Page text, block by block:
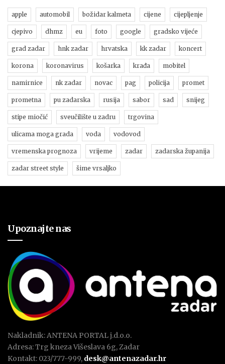
apple automobil božidar kalmeta cijene cijepljenje
cjepivo dhmz eu foto google gradsko vijeće
grad zadar hnk zadar hrvatska kk zadar koncert
korona koronavirus košarka krađa mobitel
namirnice nk zadar novac pag policija promet
prometna pu zadarska rusija sabor sad snijeg
stipe miočić sveučilište u zadru trgovina
ulicama moga grada voda vodovod
vremenska prognoza vrijeme zadar zadarska županija
zadar street style šime vrsaljko
Upoznajte nas
Nakladnik: ANTENA PORTAL j.d.o.o.
Adresa: Trg kneza Višeslava 6g, Zadar
Kontakt: 023/777-999, desk@antenazadar.hr